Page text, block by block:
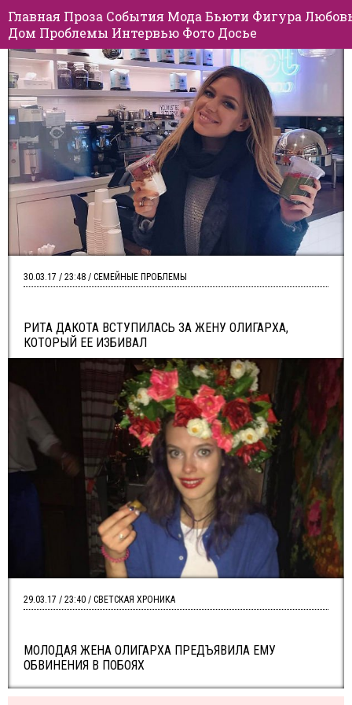
Главная Проза События Мода Бьюти Фигура
Дом Проблемы Интервью Фото Досье
РИТА ДАКОТА ВСТУПИЛАСЬ ЗА ЖЕНУ ОЛИГАРХА,
КОТОРЫЙ ЕЕ ИЗБИВАЛ
30.03.17 / 23:48 / СЕМЕЙНЫЕ ПРОБЛЕМЫ
МОЛОДАЯ ЖЕНА ОЛИГАРХА ПРЕДЪЯВИЛА ЕМУ
ОБВИНЕНИЯ В ПОБОЯХ
29.03.17 / 23:40 / СВЕТСКАЯ ХРОНИКА